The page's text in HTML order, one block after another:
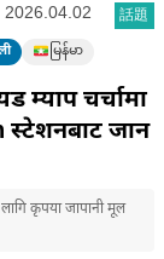
話題
2026.04.02
မြန်မာ
म्याप चर्चामा
जान
कृपया जापानी मूल